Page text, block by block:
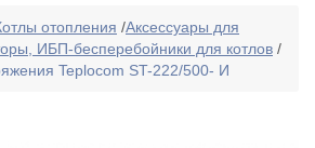
отопления /Аксессуары для
ИБП-бесперебойники для котлов /
Teplocom ST-222/500- И